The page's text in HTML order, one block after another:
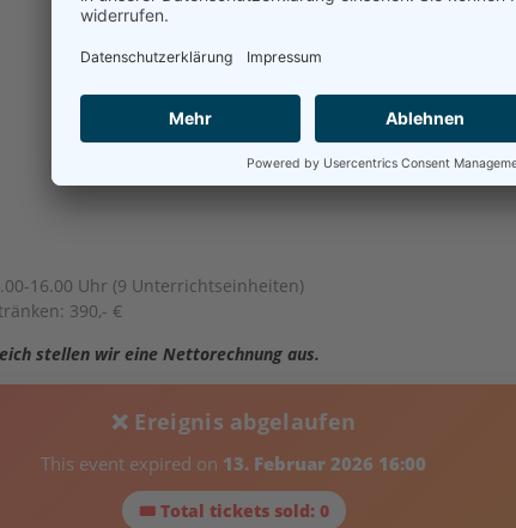
16.00 Uhr (9 Unterrichtseinheiten)
390,- €
stellen wir eine Nettorechnung aus.
❌ Ereignis abgelaufen
This event expired on 13. Februar 2026 16:00
🎟 Total tickets sold: 0